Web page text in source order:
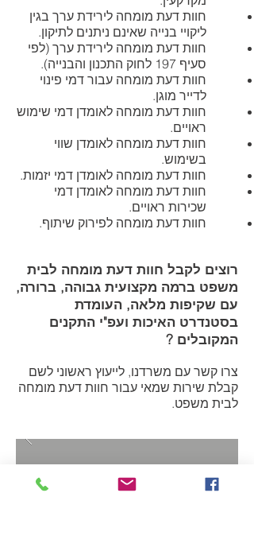
חוות דעת מומחה לירידת ערך בגין
ליקויי בנייה שאינם ניתנים לתיקון.
חוות דעת מומחה לירידת ערך (לפי
סעיף 197 לחוק התכנון והבנייה).
חוות דעת מומחה עבור דמי פינוי
לדייר מוגן.
חוות דעת מומחה לאומדן דמי שימוש
ראויים.
חוות דעת מומחה לאומדן שווי
בשימוש.
חוות דעת מומחה לאומדן דמי יזמות.
חוות דעת מומחה לאומדן דמי
שכירות ראויים.
חוות דעת מומחה לפירוק שיתוף.
רוצים לקבל חוות דעת מומחה לבית
משפט ברמה מקצועית גבוהה, ברורה,
עם שקיפות מלאה, העומדת
בסטנדרט האיכות ועפ"י התקנים
המקובלים ?
צרו קשר עם משרדנו, לייעוץ ראשוני לשם
קבלת שירות שמאי עבור חוות דעת מומחה
לבית משפט.